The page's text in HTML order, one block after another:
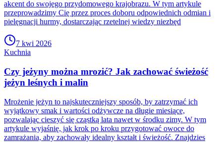
akcent do swojego przydomowego krajobrazu. W tym artykule
przeprowadzimy Cię przez proces doboru odpowiednich odmian i
pielęgnacji hurmy, dostarczając rzetelnej wiedzy niezbęd
7 kwi 2026
Kuchnia
Czy jeżyny można mrozić? Jak zachować świeżość
jeżyn leśnych i malin
Mrożenie jeżyn to najskuteczniejszy sposób, by zatrzymać ich
wyjątkowy smak i wartości odżywcze na długie miesiące,
pozwalając cieszyć się cząstką lata nawet w środku zimy. W tym
artykule wyjaśnię, jak krok po kroku przygotować owoce do
zamrażania, aby zachowały idealny kształt i świeżość. Znajdzies